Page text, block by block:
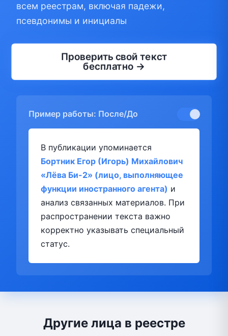
всем реестрам, включая падежи,
псевдонимы и инициалы
Проверить свой текст
бесплатно →
Пример работы: После/До
В публикации упоминается
Бортник Егор (Игорь) Михайлович
«Лёва Би-2» (лицо, выполняющее
функции иностранного агента) и
анализ связанных материалов. При
распространении текста важно
корректно указывать специальный
статус.
Другие лица в реестре